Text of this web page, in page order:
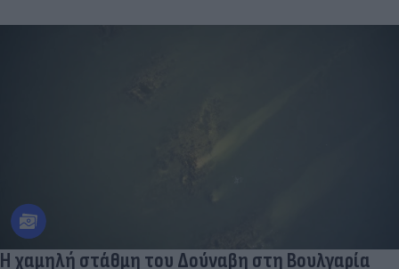
Η χαμηλή στάθμη του Δούναβη στη Βουλγαρία